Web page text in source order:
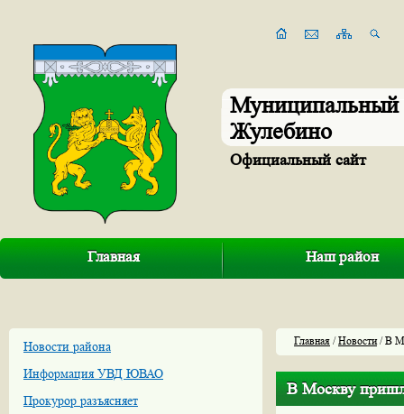
Муниципальный
Жулебино
Официальный сайт
Главная Наш район
Новости района
Информация УВД ЮВАО
Прокурор разъясняет
Главная /Новости/ В
В Москву